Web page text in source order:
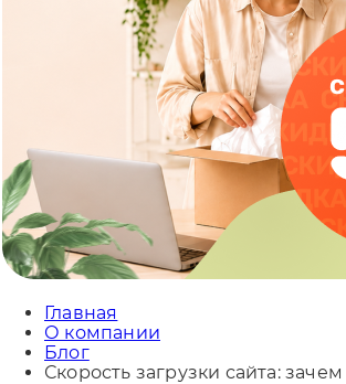
Главная
О компании
Блог
Скорость загрузки сайта: